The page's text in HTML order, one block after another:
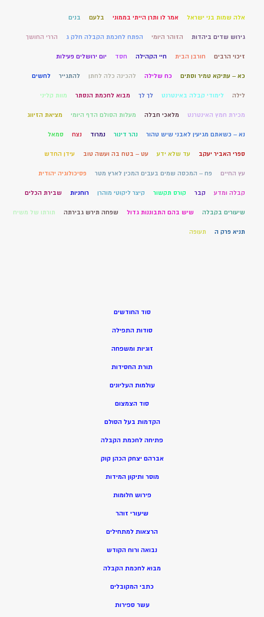
אלה שמות בני ישראל אמר לו ותרן הייתי בממוני בלעם בנים
גירוש שדים ביהדות הזוהר היומי הפתח לחכמת הקבלה חלק ג הררי החושך
זיכוי הרבים חורבן הבית חיי הקהילה חסד יום ירושלים פעילות
כא – עתיקא טמיר וסתים כח שלילה להכינה כלה לחתן להתגייר לחשים
לילה לימודי קבלה באינטרנט לך לך מבוא לחכמת הנסתר מוות קליני
מכירת חמץ האינטרנט מלאכי חבלה מעלות הסולם הדף היומי מציאת הזיווג
נא – כשאתם מגיעין לאבני שיש טהור נהר דינור נמרוד נצח סמאל
ספרי האביר יעקב עד שלא ידע עט – בטח בה ועשה טוב עידן החדש
עץ החיים פח – המכסה שמים בעבים המכין לארץ מטר פסיכולוגיה יהודית
קבלה ומדע קבר קורס תקשור קיצר ליקוטי מוהרן רוחניות שבירת הכלים
שיעורים בקבלה שיש בהם התבוננות גדול שפחה תירש גבירתה תורתו של משיח
תניא פרק ה תעופה
סוד החודשים
סודות התפילה
זוגיות ומשפחה
תורת החסידות
עולמות העליונים
סוד הצמצום
הקדמות בעל הסולם
פתיחה לחכמת הקבלה
אברהם יצחק הכהן קוק
מוסר ותיקון המידות
פירוש חלומות
שיעורי זוהר
הרצאות למתחילים
נבואה ורוח הקודש
מבוא לחכמת הקבלה
כתבי המקובלים
עשר ספירות